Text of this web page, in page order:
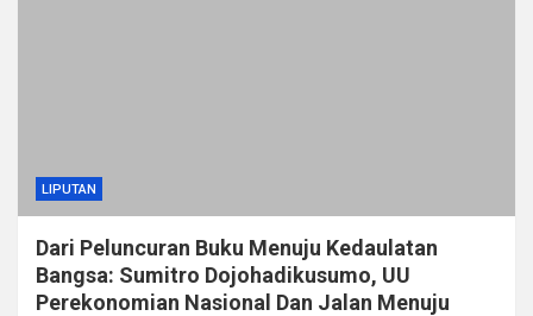
LIPUTAN
Dari Peluncuran Buku Menuju Kedaulatan
Bangsa: Sumitro Dojohadikusumo, UU
Perekonomian Nasional Dan Jalan Menuju